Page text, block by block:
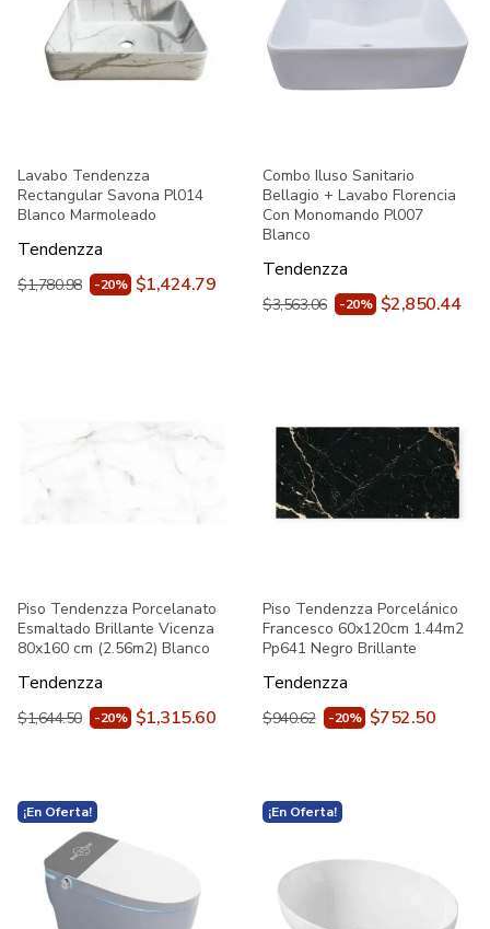
Lavabo Tendenzza
Rectangular Savona Pl014
Blanco Marmoleado
Tendenzza
$1,780.98 -20% $1,424.79
Combo Iluso Sanitario
Bellagio + Lavabo Florencia
Con Monomando Pl007
Blanco
Tendenzza
$3,563.06 -20% $2,850.44
Piso Tendenzza Porcelanato
Esmaltado Brillante Vicenza
80x160 cm (2.56m2) Blanco
Tendenzza
$1,644.50 -20% $1,315.60
Piso Tendenzza Porcelánico
Francesco 60x120cm 1.44m2
Pp641 Negro Brillante
Tendenzza
$940.62 -20% $752.50
¡En Oferta! ¡En Oferta!